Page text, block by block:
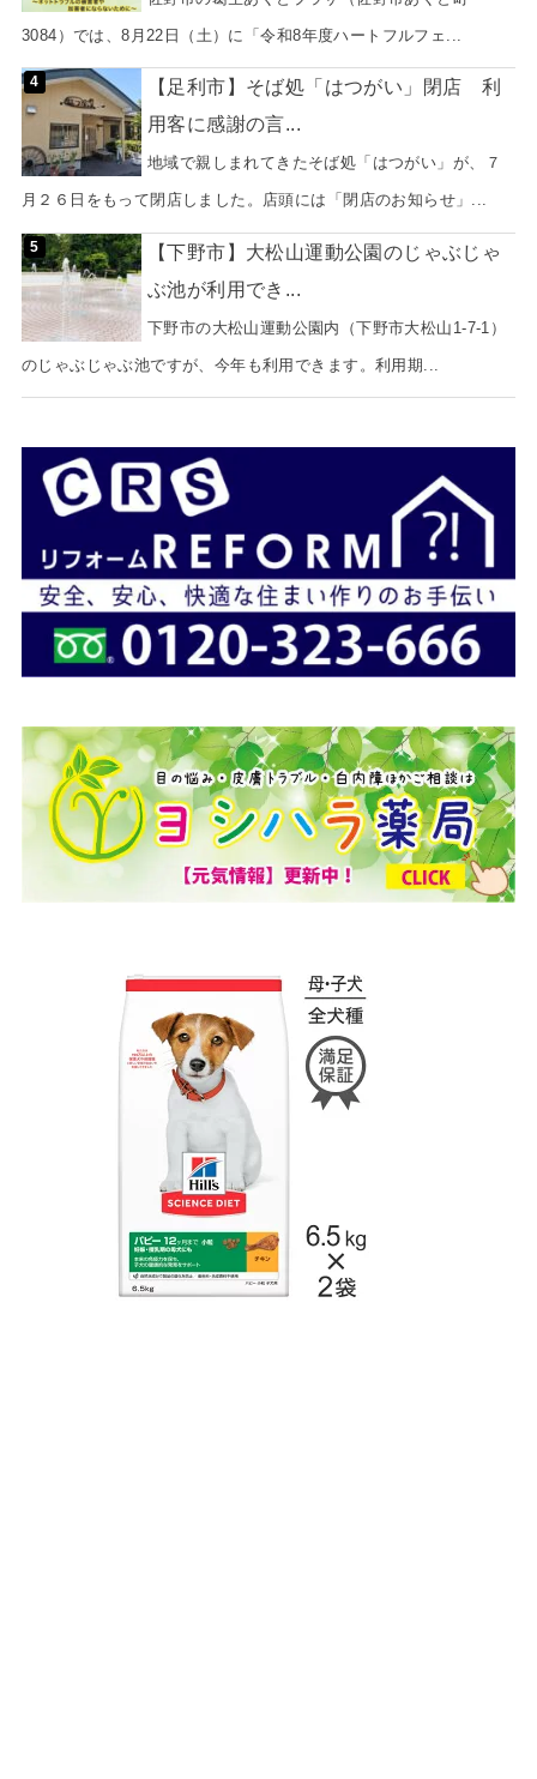
3084）では、8月22日（土）に「令和8年度ハートフルフェ...
【足利市】そば処「はつがい」閉店 利
用客に感謝の言...
地域で親しまれてきたそば処「はつがい」が、７
月２６日をもって閉店しました。店頭には「閉店のお知らせ」...
【下野市】大松山運動公園のじゃぶじゃ
ぶ池が利用でき...
下野市の大松山運動公園内（下野市大松山1-7-1）
のじゃぶじゃぶ池ですが、今年も利用できます。利用期...